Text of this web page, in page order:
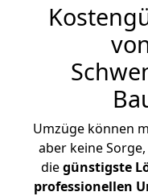
Umzüge können
aber keine
diegünstigste
professionellen